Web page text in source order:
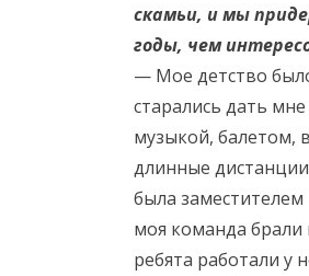
скамьи, и мы
годы, чем
— Мое детство
старались дать
музыкой, балетом,
длинные
была
моя команда
ребята работали у